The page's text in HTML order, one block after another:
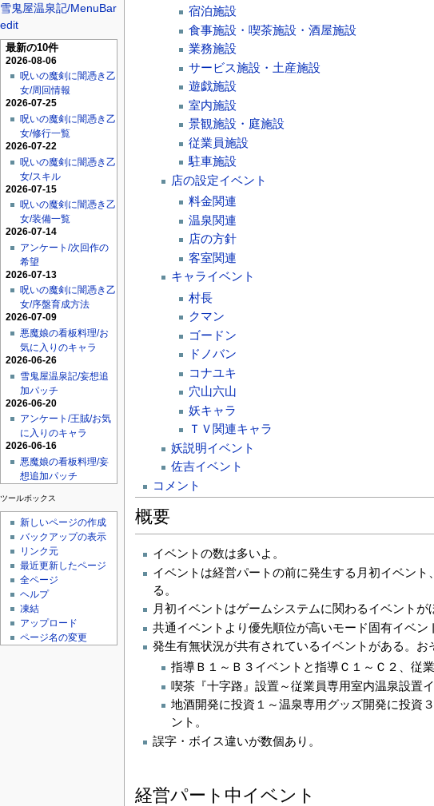
雪鬼屋温泉記/MenuBar
edit
最新の10件
2026-08-06
呪いの魔剣に闇憑き乙
女/周回情報
2026-07-25
呪いの魔剣に闇憑き乙
女/修行一覧
2026-07-22
呪いの魔剣に闇憑き乙
女/スキル
2026-07-15
呪いの魔剣に闇憑き乙
女/装備一覧
2026-07-14
アンケート/次回作の
希望
2026-07-13
呪いの魔剣に闇憑き乙
女/序盤育成方法
2026-07-09
悪魔娘の看板料理/お
気に入りのキャラ
2026-06-26
雪鬼屋温泉記/妄想追
加パッチ
2026-06-20
アンケート/王賊/お気
に入りのキャラ
2026-06-16
悪魔娘の看板料理/妄
想追加パッチ
ツールボックス
新しいページの作成
バックアップの表示
リンク元
最近更新したページ
全ページ
ヘルプ
凍結
アップロード
ページ名の変更
宿泊施設
食事施設・喫茶施設・酒屋施設
業務施設
サービス施設・土産施設
遊戯施設
室内施設
景観施設・庭施設
従業員施設
駐車施設
店の設定イベント
料金関連
温泉関連
店の方針
客室関連
キャライベント
村長
クマン
ゴードン
ドノバン
コナユキ
穴山六山
妖キャラ
ＴＶ関連キャラ
妖説明イベント
佐吉イベント
コメント
概要
イベントの数は多いよ。
イベントは経営パートの前に発生する月初イベン
る。
月初イベントはゲームシステムに関わるイベントが
共通イベントより優先順位が高いモード固有イベン
発生有無状況が共有されているイベントがある。お
指導Ｂ１～Ｂ３イベントと指導Ｃ１～Ｃ２、従業
喫茶『十字路』設置～従業員専用室内温泉設置
地酒開発に投資１～温泉専用グッズ開発に投資
ント。
誤字・ボイス違いが数個あり。
経営パート中イベント